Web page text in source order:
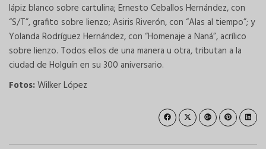
lápiz blanco sobre cartulina; Ernesto Ceballos Hernández, con
“S/T”, grafito sobre lienzo; Asiris Riverón, con “Alas al tiempo”; y
Yolanda Rodríguez Hernández, con “Homenaje a Naná”, acrílico
sobre lienzo. Todos ellos de una manera u otra, tributan a la
ciudad de Holguín en su 300 aniversario.
Fotos:Wilker López